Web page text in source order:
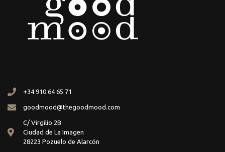
+34 910 64 65 71
goodmood@thegoodmood.com
C/ Virgilio 2B
Ciudad de La Imagen
28223 Pozuelo de Alarcón